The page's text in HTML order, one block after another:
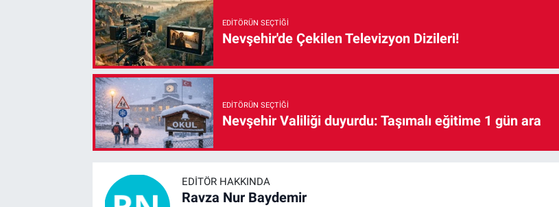
EDITÖRÜN SEÇTIĞI
Nevşehir'de Çekilen Televizyon Dizileri!
EDITÖRÜN SEÇTIĞI
Nevşehir Valiliği duyurdu: Taşımalı eğitime 1 gün ara
EDITÖR HAKKINDA
Ravza Nur Baydemir